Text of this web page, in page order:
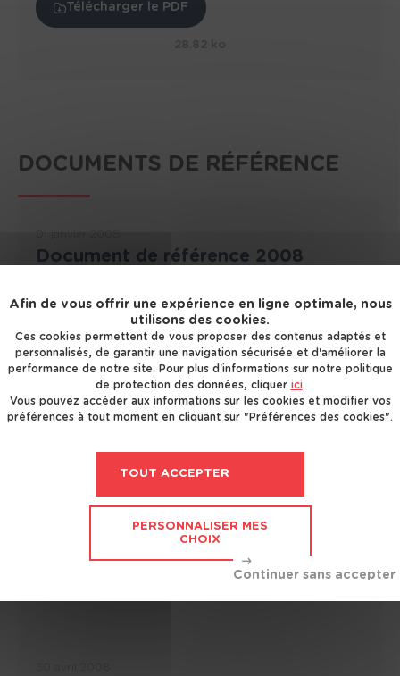
Télécharger le PDF
DOCUMENTS DE RÉFÉRENCE
Document de référence 2008
1762.02 ko
RAPPORTS ANNUELS ET
Rapport d'activité 2008
01 janvier 2008
Télécharger le PDF
Afin de vous offrir une expérience en ligne optimale, nous
utilisons des cookies.
Ces cookies permettent de vous proposer des contenus adaptés et
personnalisés, de garantir une navigation sécurisée et d'améliorer la
performance de notre site. Pour plus d'informations sur notre politique
de protection des données, cliquer ici.
Vous pouvez accéder aux informations sur les cookies et modifier vos
préférences à tout moment en cliquant sur "Préférences des cookies".
TOUT ACCEPTER
PERSONNALISER MES
CHOIX